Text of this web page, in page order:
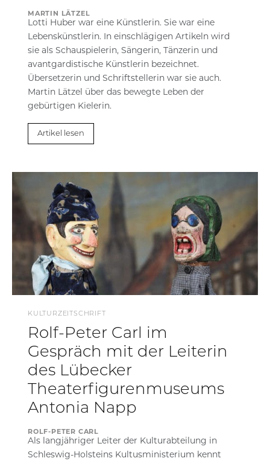
MARTIN LÄTZEL
Lotti Huber war eine Künstlerin. Sie war eine
Lebenskünstlerin. In einschlägigen Artikeln wird
sie als Schauspielerin, Sängerin, Tänzerin und
avantgardistische Künstlerin bezeichnet.
Übersetzerin und Schriftstellerin war sie auch.
Martin Lätzel über das bewegte Leben der
gebürtigen Kielerin.
Artikel lesen
KULTURZEITSCHRIFT
Rolf-Peter Carl im
Gespräch mit der Leiterin
des Lübecker
Theaterfigurenmuseums
Antonia Napp
ROLF-PETER CARL
Als langjähriger Leiter der Kulturabteilung in
Schleswig-Holsteins Kultusministerium kennt